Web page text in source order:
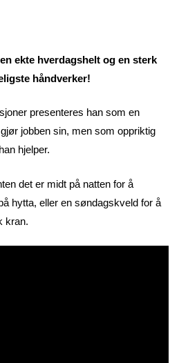
ekte hverdagshelt og en sterk
håndverker!
presenteres han som en
jobben sin, men som oppriktig
hjelper.
det er midt på natten for å
hytta, eller en søndagskveld for å
kran.